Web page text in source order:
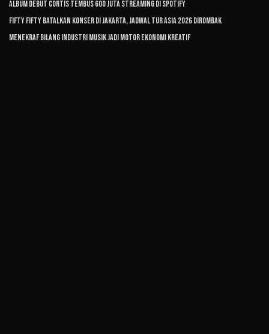
Album Debut CORTIS Tembus 600 Juta Streaming di Spotify
FIFTY FIFTY Batalkan Konser di Jakarta, Jadwal Tur Asia 2026 Dirombak
Menekraf Bilang Industri Musik Jadi Motor Ekonomi Kreatif